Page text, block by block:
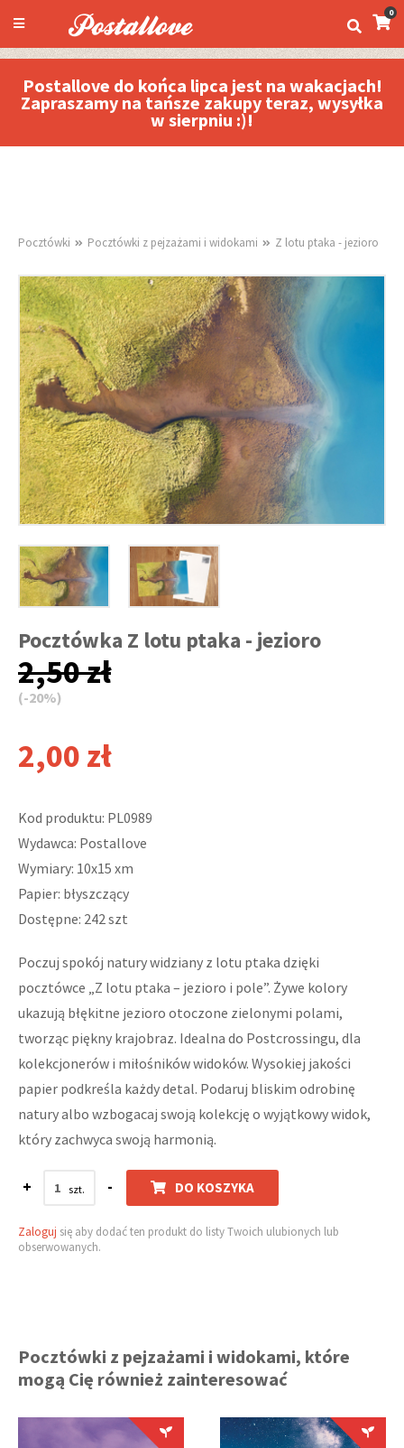
0
Postallove do końca lipca jest na wakacjach!
Zapraszamy na tańsze zakupy teraz, wysyłka
w sierpniu :)!
Pocztówki Pocztówki z pejzażami i widokami Z lotu ptaka - jezioro
Pocztówka Z lotu ptaka - jezioro
2,50 zł
(-20%)
2,00 zł
Kod produktu: PL0989
Wydawca: Postallove
Wymiary: 10x15 xm
Papier: błyszczący
Dostępne: 242 szt
Poczuj spokój natury widziany z lotu ptaka dzięki
pocztówce „Z lotu ptaka – jezioro i pole”. Żywe kolory
ukazują błękitne jezioro otoczone zielonymi polami,
tworząc piękny krajobraz. Idealna do Postcrossingu, dla
kolekcjonerów i miłośników widoków. Wysokiej jakości
papier podkreśla każdy detal. Podaruj bliskim odrobinę
natury albo wzbogacaj swoją kolekcję o wyjątkowy widok,
który zachwyca swoją harmonią.
+ - DO KOSZYKA
Zaloguj się aby dodać ten produkt do listy Twoich ulubionych lub
obserwowanych.
Pocztówki z pejzażami i widokami, które
mogą Cię również zainteresować